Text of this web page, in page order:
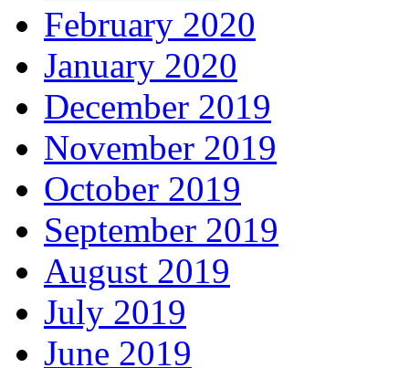
February 2020
January 2020
December 2019
November 2019
October 2019
September 2019
August 2019
July 2019
June 2019